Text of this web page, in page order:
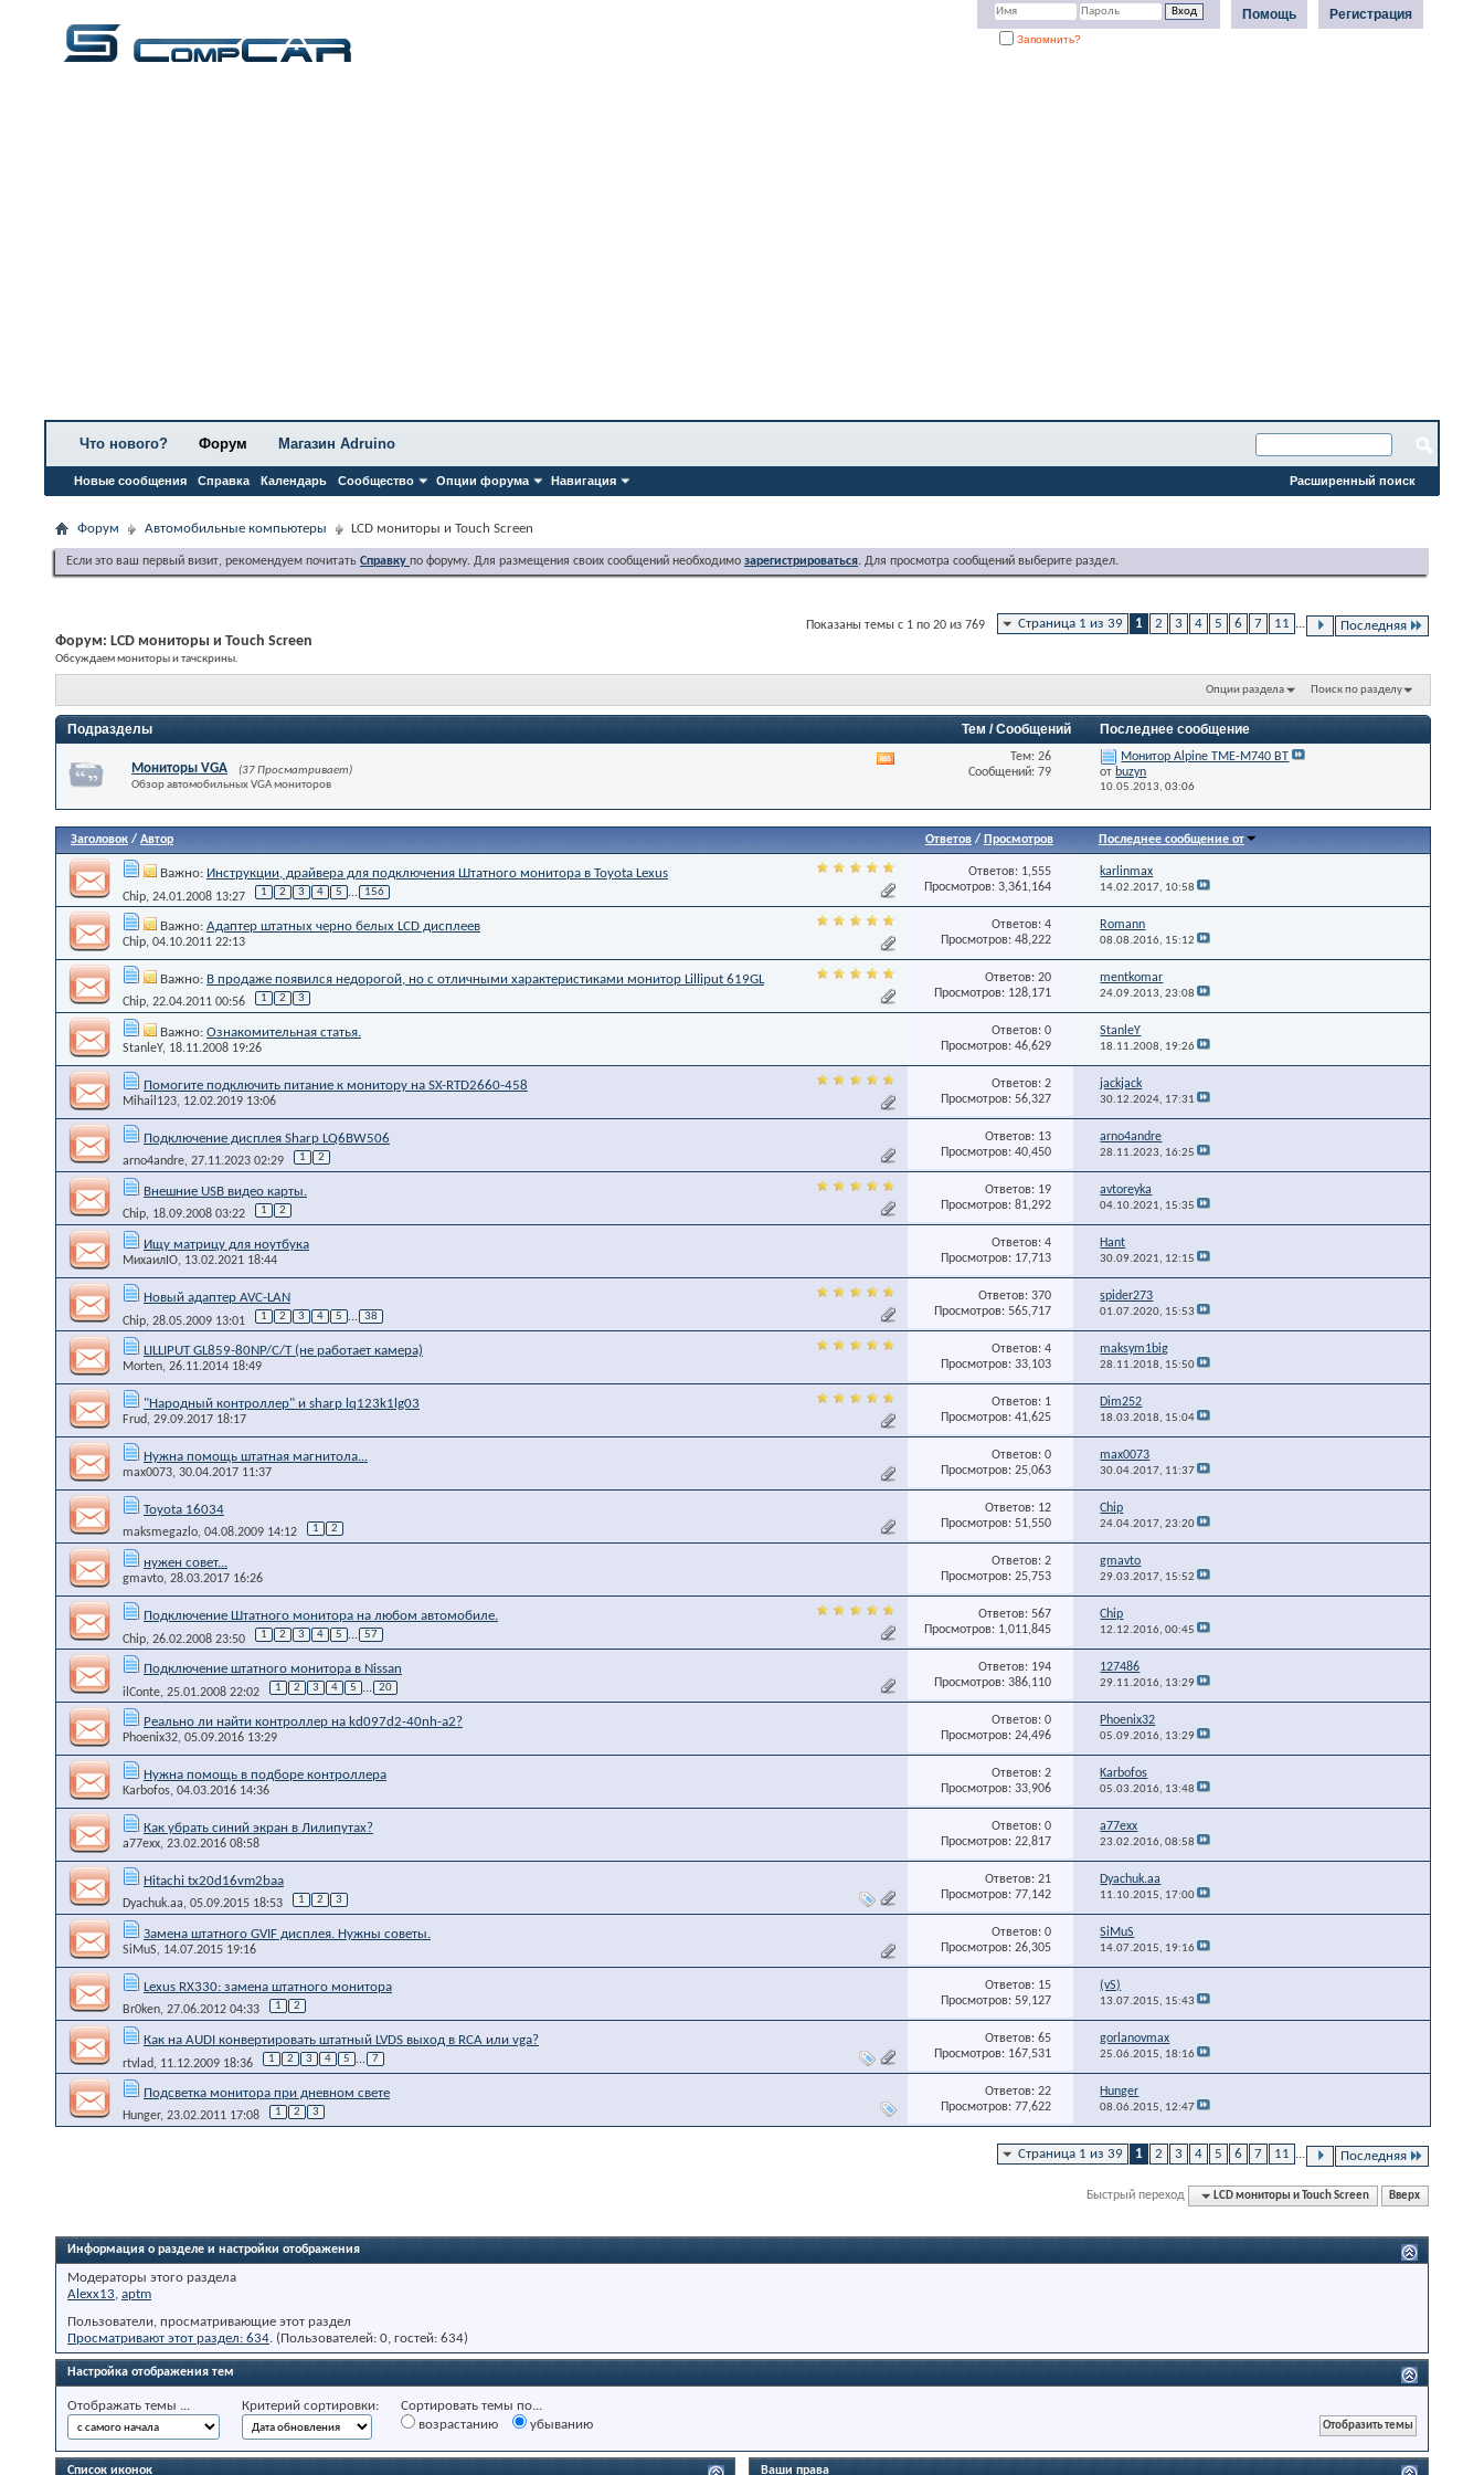
Регистрация
Помощь
Запомнить?
Что нового? Форум
Новые сообщения Справка Календарь Сообщество Опции форума Навигация
Магазин Adruino
Расширенный поиск
Форум Автомобильные компьютеры LCD мониторы и Touch Screen
Если это ваш первый визит, рекомендуем почитать Справку по форуму. Для размещения своих сообщений необходимо зарегистрироваться. Для просмотра сообщений выберите раздел.
Страница 1 из 39 1 2 3 4 5 6 7 11 ... Последняя
Показаны темы с 1 по 20 из 769
Форум: LCD мониторы и Touch Screen
Обсуждаем мониторы и тачскрины.
Опции раздела Поиск по разделу
Подразделы Тем / Сообщений Последнее сообщение
Мониторы VGA
(37 Просматривает)
Обзор автомобильных VGA мониторов
раздела
Тем: 26
Сообщений: 79
Монитор Alpine TME-M740 BT
от buzyn
10.05.2013,03:06
Заголовок / Автор Ответов/ Просмотров Последнее сообщение от
Важно: Инструкции, драйвера для подключения Штатного монитора в Toyota Lexus
Chip, 24.01.2008 13:27 1 2 3 4 5 ... 156
Ответов: 1,555
Просмотров: 3,361,164
karlinmax
14.02.2017, 10:58
Важно: Адаптер штатных черно белых LCD дисплеев
Chip, 04.10.2011 22:13
Ответов: 4
Просмотров: 48,222
Romann
08.08.2016, 15:12
Важно: В продаже появился недорогой, но с отличными характеристиками монитор Lilliput 619GL
Chip, 22.04.2011 00:56 1 2 3
Ответов: 20
Просмотров: 128,171
mentkomar
24.09.2013,23:08
Важно: Ознакомительная статья.
StanleY, 18.11.2008 19:26
Ответов: 0
Просмотров: 46,629
StanleY
18.11.2008, 19:26
Помогите подключить питание к монитору на SX-RTD2660-458
Mihail123, 12.02.2019 13:06
Ответов: 2
Просмотров: 56,327
jackjack
30.12.2024, 17:31
Подключение дисплея Sharp LQ6BW506
arno4andre, 27.11.2023 02:29 1 2
Ответов: 13
Просмотров: 40,450
arno4andre
28.11.2023, 16:25
Внешние USB видео карты.
Chip, 18.09.2008 03:22 1 2
Ответов: 19
Просмотров: 81,292
avtoreyka
04.10.2021, 15:35
Ищу матрицу для ноутбука
МихаилIO, 13.02.2021 18:44
Ответов: 4
Просмотров: 17,713
Hant
30.09.2021, 12:15
Новый адаптер AVC-LAN
Chip, 28.05.2009 13:01 1 2 3 4 5 ... 38
Ответов: 370
Просмотров: 565,717
spider273
01.07.2020, 15:53
LILLIPUT GL859-80NP/C/T (не работает камера)
Morten, 26.11.2014 18:49
Ответов: 4
Просмотров: 33,103
maksym1big
28.11.2018, 15:50
"Народный контроллер" и sharp lq123k1lg03
Frud, 29.09.2017 18:17
Ответов: 1
Просмотров: 41,625
Dim252
18.03.2018, 15:04
Нужна помощь штатная магнитола...
max0073, 30.04.2017 11:37
Ответов: 0
Просмотров: 25,063
max0073
30.04.2017, 11:37
Toyota 16034
maksmegazlo, 04.08.2009 14:12 1 2
Ответов: 12
Просмотров: 51,550
Chip
24.04.2017,23:20
нужен совет...
gmavto, 28.03.2017 16:26
Ответов: 2
Просмотров: 25,753
gmavto
29.03.2017, 15:52
Подключение Штатного монитора на любом автомобиле.
Chip, 26.02.2008 23:50 1 2 3 4 5 ... 57
Ответов: 567
Просмотров: 1,011,845
Chip
12.12.2016,00:45
Подключение штатного монитора в Nissan
ilConte, 25.01.2008 22:02 1 2 3 4 5 ... 20
Ответов: 194
Просмотров: 386,110
127486
29.11.2016, 13:29
Реально ли найти контроллер на kd097d2-40nh-a2?
Phoenix32, 05.09.2016 13:29
Ответов: 0
Просмотров: 24,496
Phoenix32
05.09.2016, 13:29
Нужна помощь в подборе контроллера
Karbofos, 04.03.2016 14:36
Ответов: 2
Просмотров: 33,906
Karbofos
05.03.2016, 13:48
Как убрать синий экран в Лилипутах?
a77exx, 23.02.2016 08:58
Ответов: 0
Просмотров: 22,817
a77exx
23.02.2016,08:58
Hitachi tx20d16vm2baa
Dyachuk.aa, 05.09.2015 18:53 1 2 3
Ответов: 21
Просмотров: 77,142
Dyachuk.aa
11.10.2015, 17:00
Замена штатного GVIF дисплея. Нужны советы.
SiMuS, 14.07.2015 19:16
Ответов: 0
Просмотров: 26,305
SiMuS
14.07.2015, 19:16
Lexus RX330: замена штатного монитора
Br0ken, 27.06.2012 04:33 1 2
Ответов: 15
Просмотров: 59,127
(vS)
13.07.2015, 15:43
Как на AUDI конвертировать штатный LVDS выход в RCA или vga?
rtvlad, 11.12.2009 18:36 1 2 3 4 5 ... 7
Ответов: 65
Просмотров: 167,531
gorlanovmax
25.06.2015, 18:16
Подсветка монитора при дневном свете
Hunger, 23.02.2011 17:08 1 2 3
Ответов: 22
Просмотров: 77,622
Hunger
08.06.2015, 12:47
Страница 1 из 39 1 2 3 4 5 6 7 11 ... Последняя
Быстрый переход LCD мониторы и Touch Screen Вверх
Информация о разделе и настройки отображения
Модераторы этого раздела
Alexx13, aptm
Пользователи, просматривающие этот раздел
Просматривают этот раздел: 634. (Пользователей: 0, гостей: 634)
Настройка отображения тем
Отображать темы ... Критерий сортировки:
Сортировать темы по...
возрастанию
убыванию
Список иконок Ваши права